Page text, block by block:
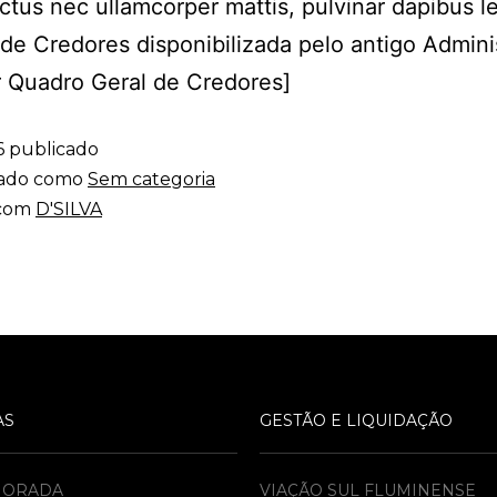
nec ullamcorper mattis, pulvinar dapibus
Credores disponibilizada pelo antigo
Quadro Geral de Credores]
publicado
como Sem categoria
D'SILVA
GESTÃO E LIQUIDAÇÃO
VIAÇÃO SUL FLUMINENSE